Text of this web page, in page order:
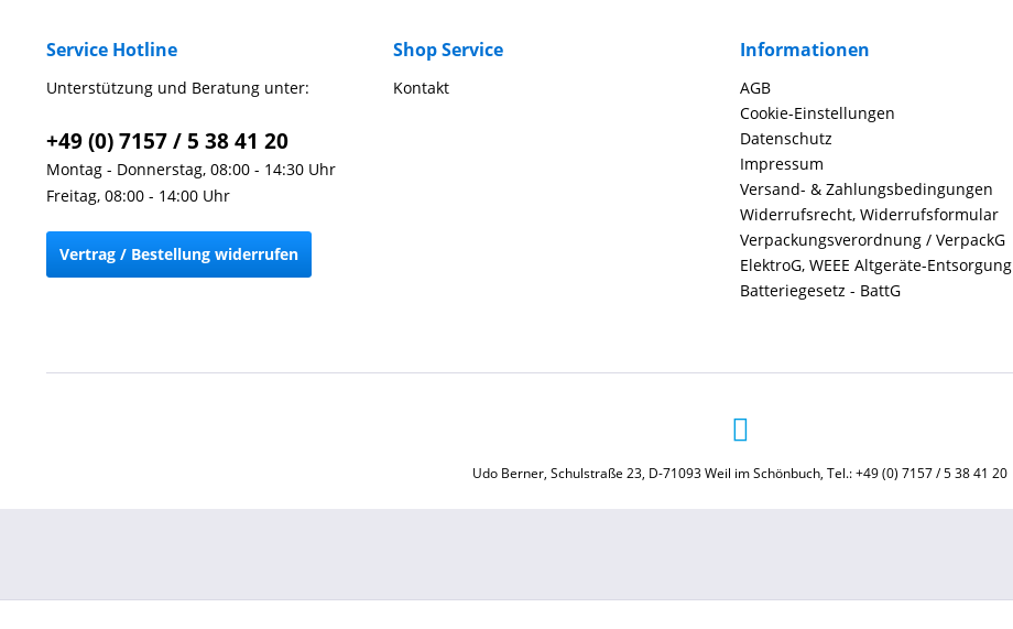
Service Hotline
Unterstützung und Beratung unter:
+49 (0) 7157 / 5 38 41 20
Montag - Donnerstag, 08:00 - 14:30 Uhr
Freitag, 08:00 - 14:00 Uhr
Vertrag / Bestellung widerrufen
Shop Service
Kontakt
Informationen
AGB
Cookie-Einstellungen
Datenschutz
Impressum
Versand- & Zahlungsbedingungen
Widerrufsrecht, Widerrufsformular
Verpackungsverordnung / VerpackG
ElektroG, WEEE Altgeräte-Entsorgung
Batteriegesetz - BattG
Udo Berner, Schulstraße 23, D-71093 Weil im Schönbuch, Tel.: +49 (0) 7157 / 5 38 41 20